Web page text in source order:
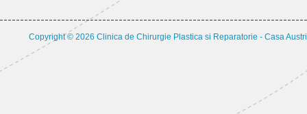
Copyright © 2026 Clinica de Chirurgie Plastica si Reparatorie - Casa